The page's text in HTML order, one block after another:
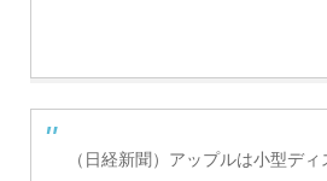
（日経新聞）アップルは小型デ